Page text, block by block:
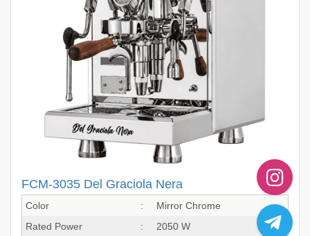
FCM-3035 Del Graciola Nera
Color :
Mirror Chrome
Rated Power
:
2050 W